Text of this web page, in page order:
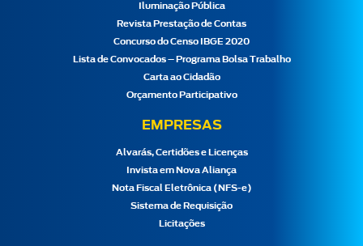
Iluminação Pública
Revista Prestação de Contas
Concurso do Censo IBGE 2020
Lista de Convocados – Programa Bolsa Trabalho
Carta ao Cidadão
Orçamento Participativo
EMPRESAS
Alvarás, Certidões e Licenças
Invista em Nova Aliança
Nota Fiscal Eletrônica (NFS-e)
Sistema de Requisição
Licitações